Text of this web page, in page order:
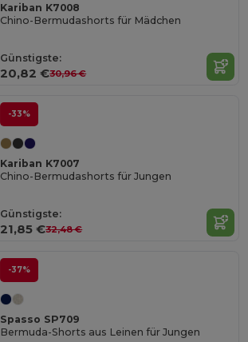
Kariban K7008
Chino-Bermudashorts für Mädchen
Günstigste:
20,82 €30,96 €
-33%
Kariban K7007
Chino-Bermudashorts für Jungen
Günstigste:
21,85 €32,48 €
-37%
Spasso SP709
Bermuda-Shorts aus Leinen für Jungen